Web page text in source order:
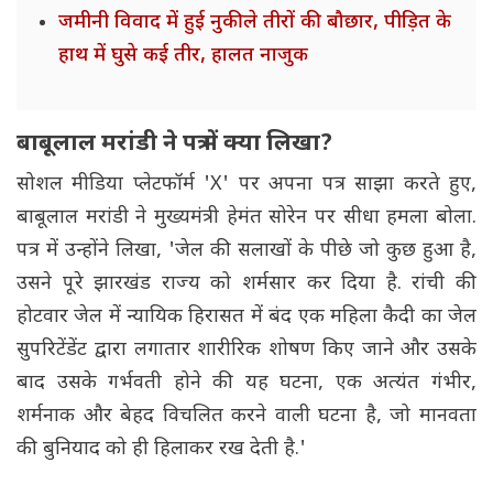
जमीनी विवाद में हुई नुकीले तीरों की बौछार, पीड़ित के
हाथ में घुसे कई तीर, हालत नाजुक
बाबूलाल मरांडी ने पत्र में क्या लिखा?
सोशल मीडिया प्लेटफॉर्म 'X' पर अपना पत्र साझा करते हुए,
बाबूलाल मरांडी ने मुख्यमंत्री हेमंत सोरेन पर सीधा हमला बोला.
पत्र में उन्होंने लिखा, 'जेल की सलाखों के पीछे जो कुछ हुआ है,
उसने पूरे झारखंड राज्य को शर्मसार कर दिया है. रांची की
होटवार जेल में न्यायिक हिरासत में बंद एक महिला कैदी का जेल
सुपरिटेंडेंट द्वारा लगातार शारीरिक शोषण किए जाने और उसके
बाद उसके गर्भवती होने की यह घटना, एक अत्यंत गंभीर,
शर्मनाक और बेहद विचलित करने वाली घटना है, जो मानवता
की बुनियाद को ही हिलाकर रख देती है.'